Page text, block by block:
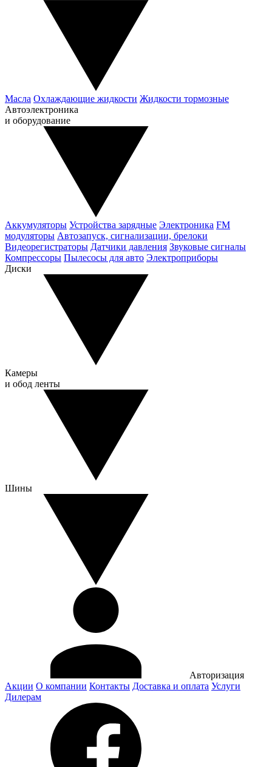
Масла Охлаждающие жидкости Жидкости тормозные
Автоэлектроника
и оборудование
Аккумуляторы Устройства зарядные Электроника FM
модуляторы Автозапуск, сигнализации, брелоки
Видеорегистраторы Датчики давления Звуковые сигналы
Компрессоры Пылесосы для авто Электроприборы
Диски
Камеры
и обод ленты
Шины
Авторизация
Акции О компании Контакты Доставка и оплата Услуги
Дилерам